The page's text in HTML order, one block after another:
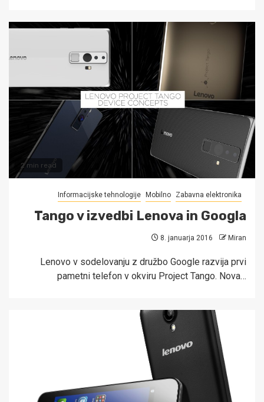
2 min read
Informacijske tehnologije Mobilno Zabavna elektronika
Tango v izvedbi Lenova in Googla
8. januarja 2016 Miran
Lenovo v sodelovanju z družbo Google razvija prvi
pametni telefon v okviru Project Tango. Nova…